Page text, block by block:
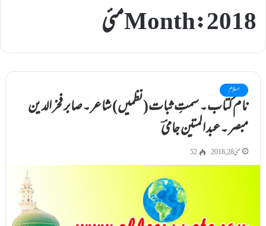
Month:2018 مئی
اسلام
نام کتاب۔ سمتِ ثبات(نظمیں) شاعر۔صابر فخر الدین
مبصر ۔عبد المتین جامیؔ
مئی 28, 2018 52